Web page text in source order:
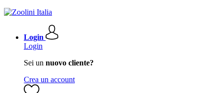
Login
Login
Sei un nuovo cliente?
Crea un account